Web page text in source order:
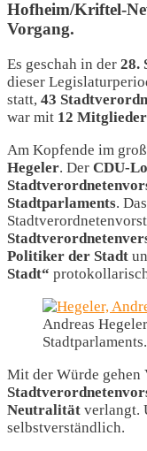
Hofheim/Kriftel-
Vorgang.
Es geschah in der 28.
dieser
statt, 43
war mit 12
Am Kopfende im
Hegeler. Der CDU-
Stadtparlaments.
Politiker der Stadt
Stadt“
Andreas
Mit der Würde
Neutralität verlangt.
selbstverständlich.